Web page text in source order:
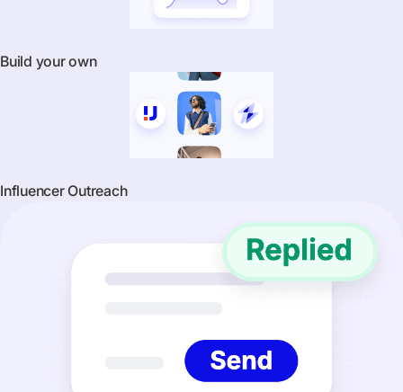
Build your own
Influencer Outreach